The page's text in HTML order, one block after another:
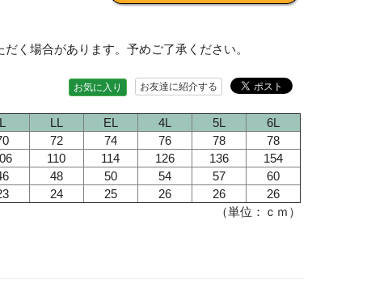
く場合があります。予めご了承ください。
お友達に紹介する
お気に入り
L LL EL 4L 5L
6L
72 74 76 78
78
110 114 126 136
154
48 50 54 57
60
24 25 26 26
26
（単位：ｃｍ）